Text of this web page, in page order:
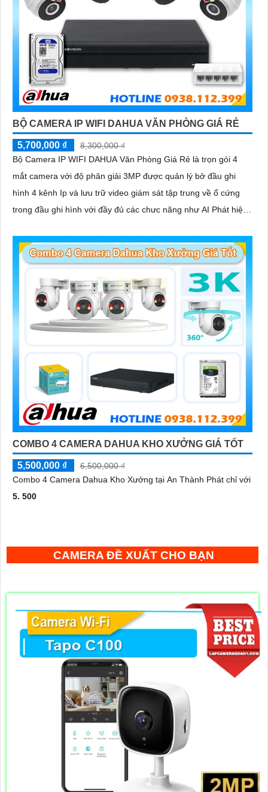
BỘ CAMERA IP WIFI DAHUA VĂN PHÒNG GIÁ RẺ
5,700,000 ₫
8,300,000 ₫
Bộ Camera IP WIFI DAHUA Văn Phòng Giá Rẻ là trọn gói 4
mắt camera với độ phân giải 3MP được quản lý bở đầu ghi
hình 4 kênh Ip và lưu trữ video giám sát tập trung về ổ cứng
trong đầu ghi hình với đầy đủ các chưc năng như AI Phát hiện
vào ban đêm
COMBO 4 CAMERA DAHUA KHO XƯỞNG GIÁ TỐT
5,500,000 ₫
6,500,000 ₫
Combo 4 Camera Dahua Kho Xưởng tại An Thành Phát chỉ với
5. 500
CAMERA ĐỀ XUẤT CHO BẠN